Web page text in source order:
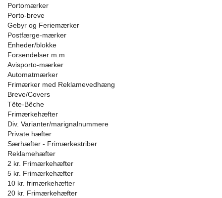
Portomærker
Porto-breve
Gebyr og Feriemærker
Postfærge-mærker
Enheder/blokke
Forsendelser m.m
Avisporto-mærker
Automatmærker
Frimærker med Reklamevedhæng
Breve/Covers
Tête-Bêche
Frimærkehæfter
Div. Varianter/marignalnummere
Private hæfter
Særhæfter - Frimærkestriber
Reklamehæfter
2 kr. Frimærkehæfter
5 kr. Frimærkehæfter
10 kr. frimærkehæfter
20 kr. Frimærkehæfter